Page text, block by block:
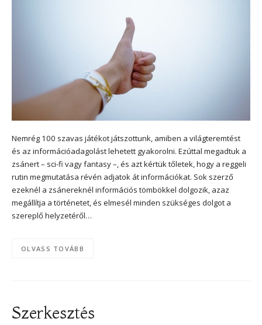
Nemrég 100 szavas játékot játszottunk, amiben a világteremtést
és az információadagolást lehetett gyakorolni. Ezúttal megadtuk a
zsánert – sci-fi vagy fantasy –, és azt kértük tőletek, hogy a reggeli
rutin megmutatása révén adjatok át információkat. Sok szerző
ezeknél a zsánereknél információs tömbökkel dolgozik, azaz
megállítja a történetet, és elmesél minden szükséges dolgot a
szereplő helyzetéről…
OLVASS TOVÁBB
Szerkesztés